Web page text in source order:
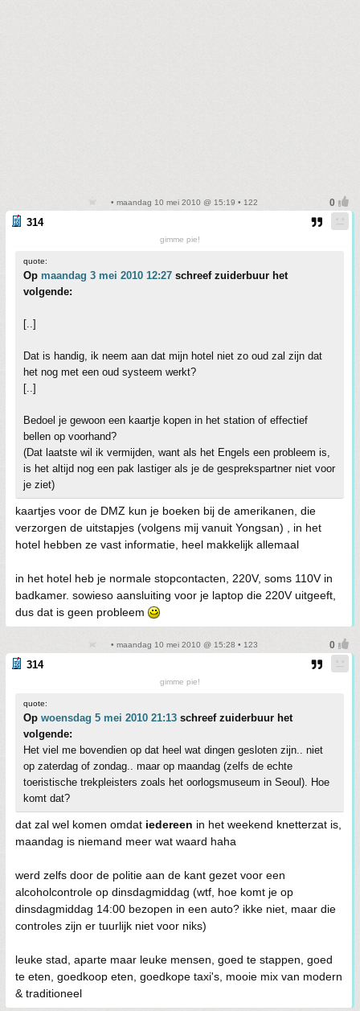
• maandag 10 mei 2010 @ 15:19 • 122
314
gimme pie!
quote:
Op maandag 3 mei 2010 12:27 schreef zuiderbuur het
volgende:
[..]
Dat is handig, ik neem aan dat mijn hotel niet zo oud zal zijn dat
het nog met een oud systeem werkt?
[..]
Bedoel je gewoon een kaartje kopen in het station of effectief
bellen op voorhand?
(Dat laatste wil ik vermijden, want als het Engels een probleem is,
is het altijd nog een pak lastiger als je de gesprekspartner niet voor
je ziet)
kaartjes voor de DMZ kun je boeken bij de amerikanen, die
verzorgen de uitstapjes (volgens mij vanuit Yongsan) , in het
hotel hebben ze vast informatie, heel makkelijk allemaal
in het hotel heb je normale stopcontacten, 220V, soms 110V in
badkamer. sowieso aansluiting voor je laptop die 220V uitgeeft,
dus dat is geen probleem
• maandag 10 mei 2010 @ 15:28 • 123
314
gimme pie!
quote:
Op woensdag 5 mei 2010 21:13 schreef zuiderbuur het
volgende:
Het viel me bovendien op dat heel wat dingen gesloten zijn.. niet
op zaterdag of zondag.. maar op maandag (zelfs de echte
toeristische trekpleisters zoals het oorlogsmuseum in Seoul). Hoe
komt dat?
dat zal wel komen omdat iedereen in het weekend knetterzat is,
maandag is niemand meer wat waard haha
werd zelfs door de politie aan de kant gezet voor een
alcoholcontrole op dinsdagmiddag (wtf, hoe komt je op
dinsdagmiddag 14:00 bezopen in een auto? ikke niet, maar die
controles zijn er tuurlijk niet voor niks)
leuke stad, aparte maar leuke mensen, goed te stappen, goed
te eten, goedkoop eten, goedkope taxi's, mooie mix van modern
& traditioneel